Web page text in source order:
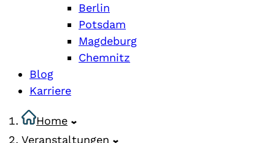
Berlin
Potsdam
Magdeburg
Chemnitz
Blog
Karriere
Home
Veranstaltungen